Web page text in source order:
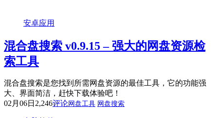
安卓应用
混合盘搜索 v0.9.15 – 强大的网盘资源检
索工具
混合盘搜索是您找到所需网盘资源的最佳工具，它的功能强
大、界面简洁，赶快下载体验吧！
02月06日 2,246评论网盘工具 网盘搜索